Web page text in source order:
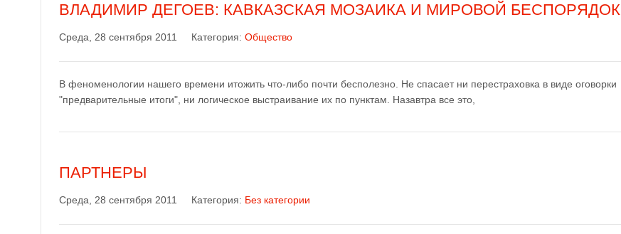
ВЛАДИМИР ДЕГОЕВ: КАВКАЗСКАЯ МОЗАИКА И МИРОВОЙ БЕСПОРЯДОК
Среда, 28 сентября 2011 Категория: Общество
В феноменологии нашего времени итожить что-либо почти бесполезно. Не спасает ни перестраховка в виде оговорки
"предварительные итоги", ни логическое выстраивание их по пунктам. Назавтра все это,
ПАРТНЕРЫ
Среда, 28 сентября 2011 Категория: Без категории